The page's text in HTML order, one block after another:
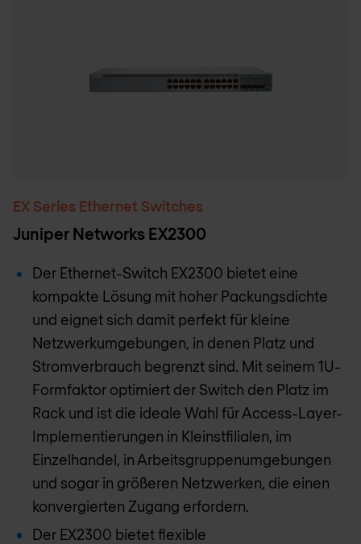
EX Series Ethernet Switches
Juniper Networks EX2300
Der Ethernet-Switch EX2300 bietet eine
kompakte Lösung mit hoher Packungsdichte
und eignet sich damit perfekt für kleine
Netzwerkumgebungen, in denen Platz und
Stromverbrauch begrenzt sind. Mit seinem 1U-
Formfaktor optimiert der Switch den Platz im
Rack und ist die ideale Wahl für Access-Layer-
Implementierungen in Kleinstfilialen, im
Einzelhandel, in Arbeitsgruppenumgebungen
und sogar in größeren Netzwerken, die einen
konvergierten Zugang erfordern.
Der EX2300 bietet flexible